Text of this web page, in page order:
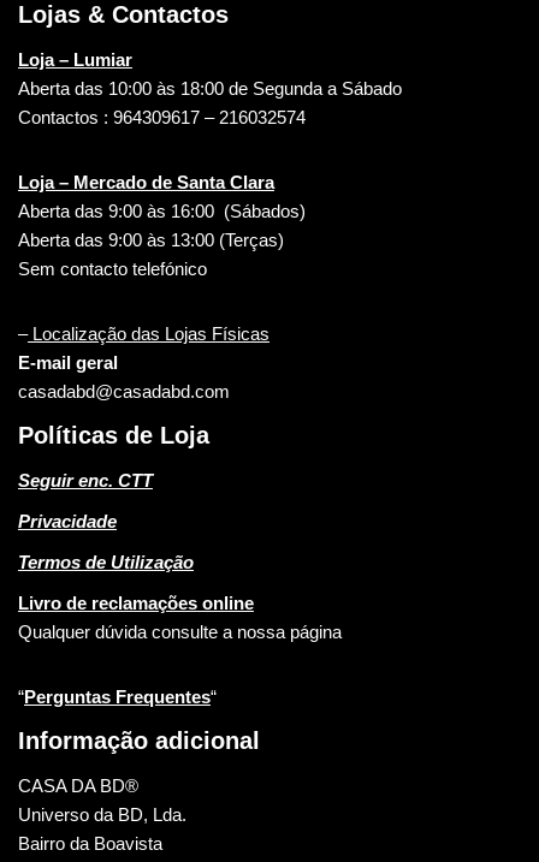
Lojas & Contactos
Loja – Lumiar
Aberta das 10:00 às 18:00 de Segunda a Sábado
Contactos : 964309617 – 216032574
Loja – Mercado de Santa Clara
Aberta das 9:00 às 16:00 (Sábados)
Aberta das 9:00 às 13:00 (Terças)
Sem contacto telefónico
–Localização das Lojas Físicas
E-mail geral
casadabd@casadabd.com
Políticas de Loja
Seguir enc. CTT
Privacidade
Termos de Utilização
Livro de reclamações online
Qualquer dúvida consulte a nossa página
“Perguntas Frequentes“
Informação adicional
CASA DA BD®
Universo da BD, Lda.
Bairro da Boavista